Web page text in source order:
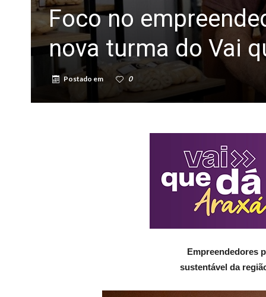
Foco no
nova turma do Vai
Postado em 0
Empreendedores
sustentável da